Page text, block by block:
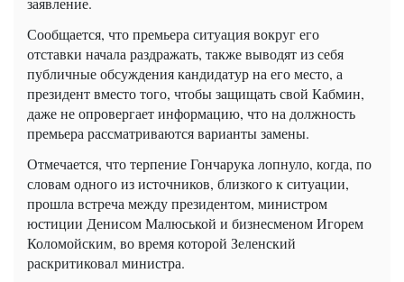
Сообщается, что премьера ситуация вокруг его
отставки начала раздражать, также выводят из себя
публичные обсуждения кандидатур на его место, а
президент вместо того, чтобы защищать свой Кабмин,
даже не опровергает информацию, что на должность
премьера рассматриваются варианты замены.
Отмечается, что терпение Гончарука лопнуло, когда, по
словам одного из источников, близкого к ситуации,
прошла встреча между президентом, министром
юстиции Денисом Малюськой и бизнесменом Игорем
Коломойским, во время которой Зеленский
раскритиковал министра.